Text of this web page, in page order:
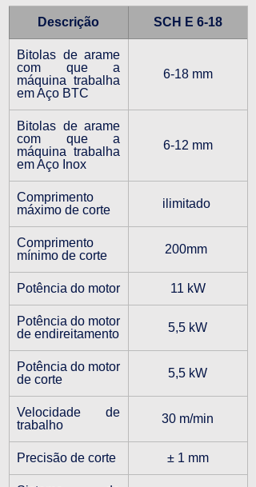
Descrição SCH E 6-18
Bitolas de arame
com que a
máquina trabalha
em Aço BTC
6-18 mm
Bitolas de arame
com que a
máquina trabalha
em Aço Inox
6-12 mm
Comprimento
máximo de corte
ilimitado
Comprimento
mínimo de corte
200mm
Potência do motor 11 kW
Potência do motor
de endireitamento
5,5 kW
Potência do motor
de corte
5,5 kW
Velocidade de
trabalho
30 m/min
Precisão de corte ± 1 mm